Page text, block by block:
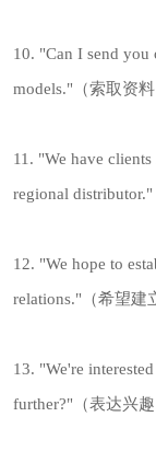
10. "Can I send you
models."（索取资料
11. "We have
regional distributor."
12. "We hope to
relations."（希望建
13. "We're
further?"（表达兴